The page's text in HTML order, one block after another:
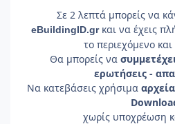
Σε 2 λεπτά μπορείς να
eBuildingID.gr και να έχεις
το περιεχόμενο
Θα μπορείς να
ερωτήσεις -
Να κατεβάσεις χρήσιμα αρχεία
χωρίς υποχρέωση